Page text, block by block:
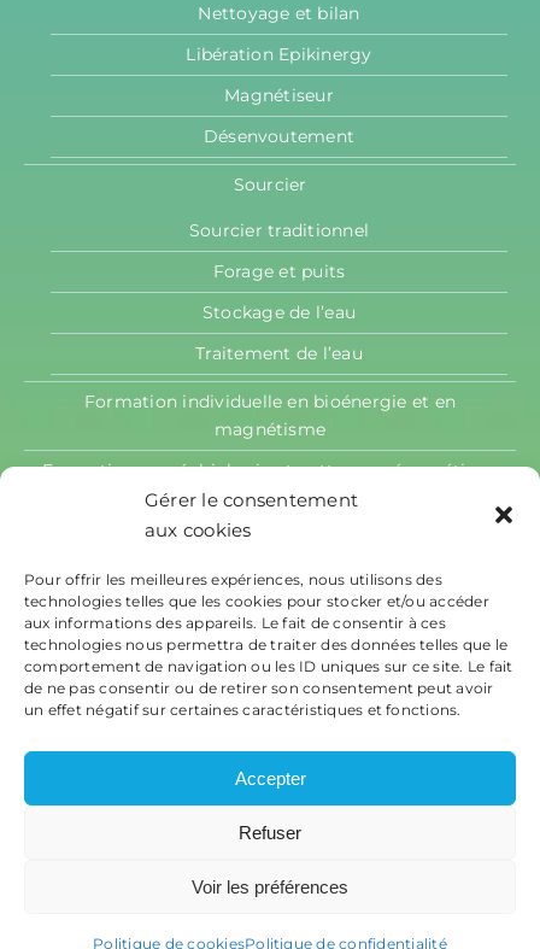
Gérer le consentement
aux cookies
Pour offrir les meilleures expériences, nous utilisons des
technologies telles que les cookies pour stocker et/ou accéder
aux informations des appareils. Le fait de consentir à ces
technologies nous permettra de traiter des données telles que le
comportement de navigation ou les ID uniques sur ce site. Le fait
de ne pas consentir ou de retirer son consentement peut avoir
un effet négatif sur certaines caractéristiques et fonctions.
Accepter
Refuser
Voir les préférences
Politique de cookiesPolitique de confidentialité
Nettoyage et bilan
Libération Epikinergy
Magnétiseur
Désenvoutement
Sourcier
Sourcier traditionnel
Forage et puits
Stockage de l’eau
Traitement de l’eau
Formation individuelle en bioénergie et en
magnétisme
Formation en géobiologie et nettoyage énergétique
des lieux
Perfectionnement individualisé
Ateliers individuels et collectifs
Podcast
Contact
HOME SMOZ
Politique de confidentialité
Plan de site